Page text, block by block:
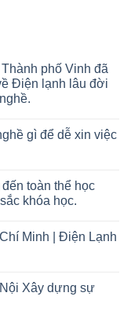
phố Vinh đã
Điện lạnh lâu đời
gì để dễ xin việc
toàn thể học
khóa học.
Minh | Điện Lạnh
Xây dựng sự